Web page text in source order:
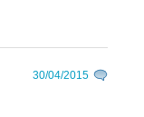
30/04/2015